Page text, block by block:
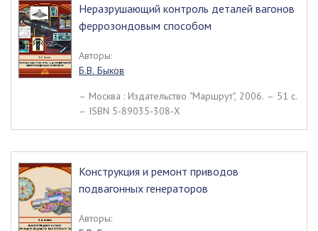
Неразрушающий контроль деталей вагонов
феррозондовым способом
Авторы:
Б.В. Быков
– Москва : Издательство "Маршрут", 2006. – 51 c.
– ISBN 5-89035-308-Х
Конструкция и ремонт приводов
подвагонных генераторов
Авторы: